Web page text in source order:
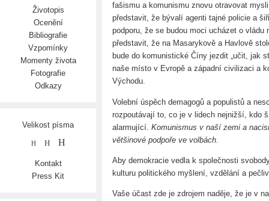
Životopis
Ocenění
Bibliografie
Vzpomínky
Momenty života
Fotografie
Odkazy
Velikost písma
H H H
Kontakt
Press Kit
fašismu a komunismu znovu otravovat
představit, že bývalí agenti tajné policie a
podporu, že se budou moci ucházet o
představit, že na Masarykově a Havlově
bude do komunistické Číny jezdit „učit, jak
naše místo v Evropě a západní civilizaci a
Východu.
Volební úspěch demagogů a populistů a
rozpoutávají to, co je v lidech nejnižší, kdo
alarmující. Komunismus v naší zemi a
většinové podpoře ve volbách
Aby demokracie vedla k společnosti
kulturu politického myšlení, vzdělání a
Vaše účast zde je zdrojem naděje, že je v